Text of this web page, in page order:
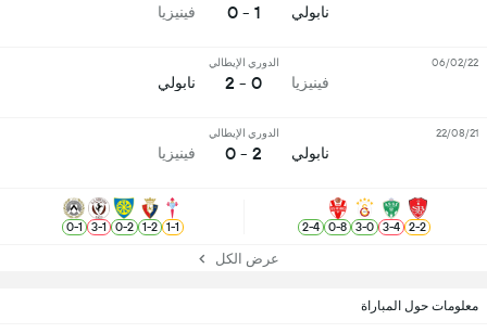
معلومات حول المباراة
نابولي 1 - 0 فينيزيا
فينيزيا
الدوري الإيطالي
0 - 2 نابولي
06/02/22
نابولي
الدوري الإيطالي
2 - 0 فينيزيا
22/08/21
2
-
2
4
-
3
0
-
3
8
-
0
4
-
2
1
-
1
2
-
1
2
-
0
1
-
3
1
-
0
عرض الكل